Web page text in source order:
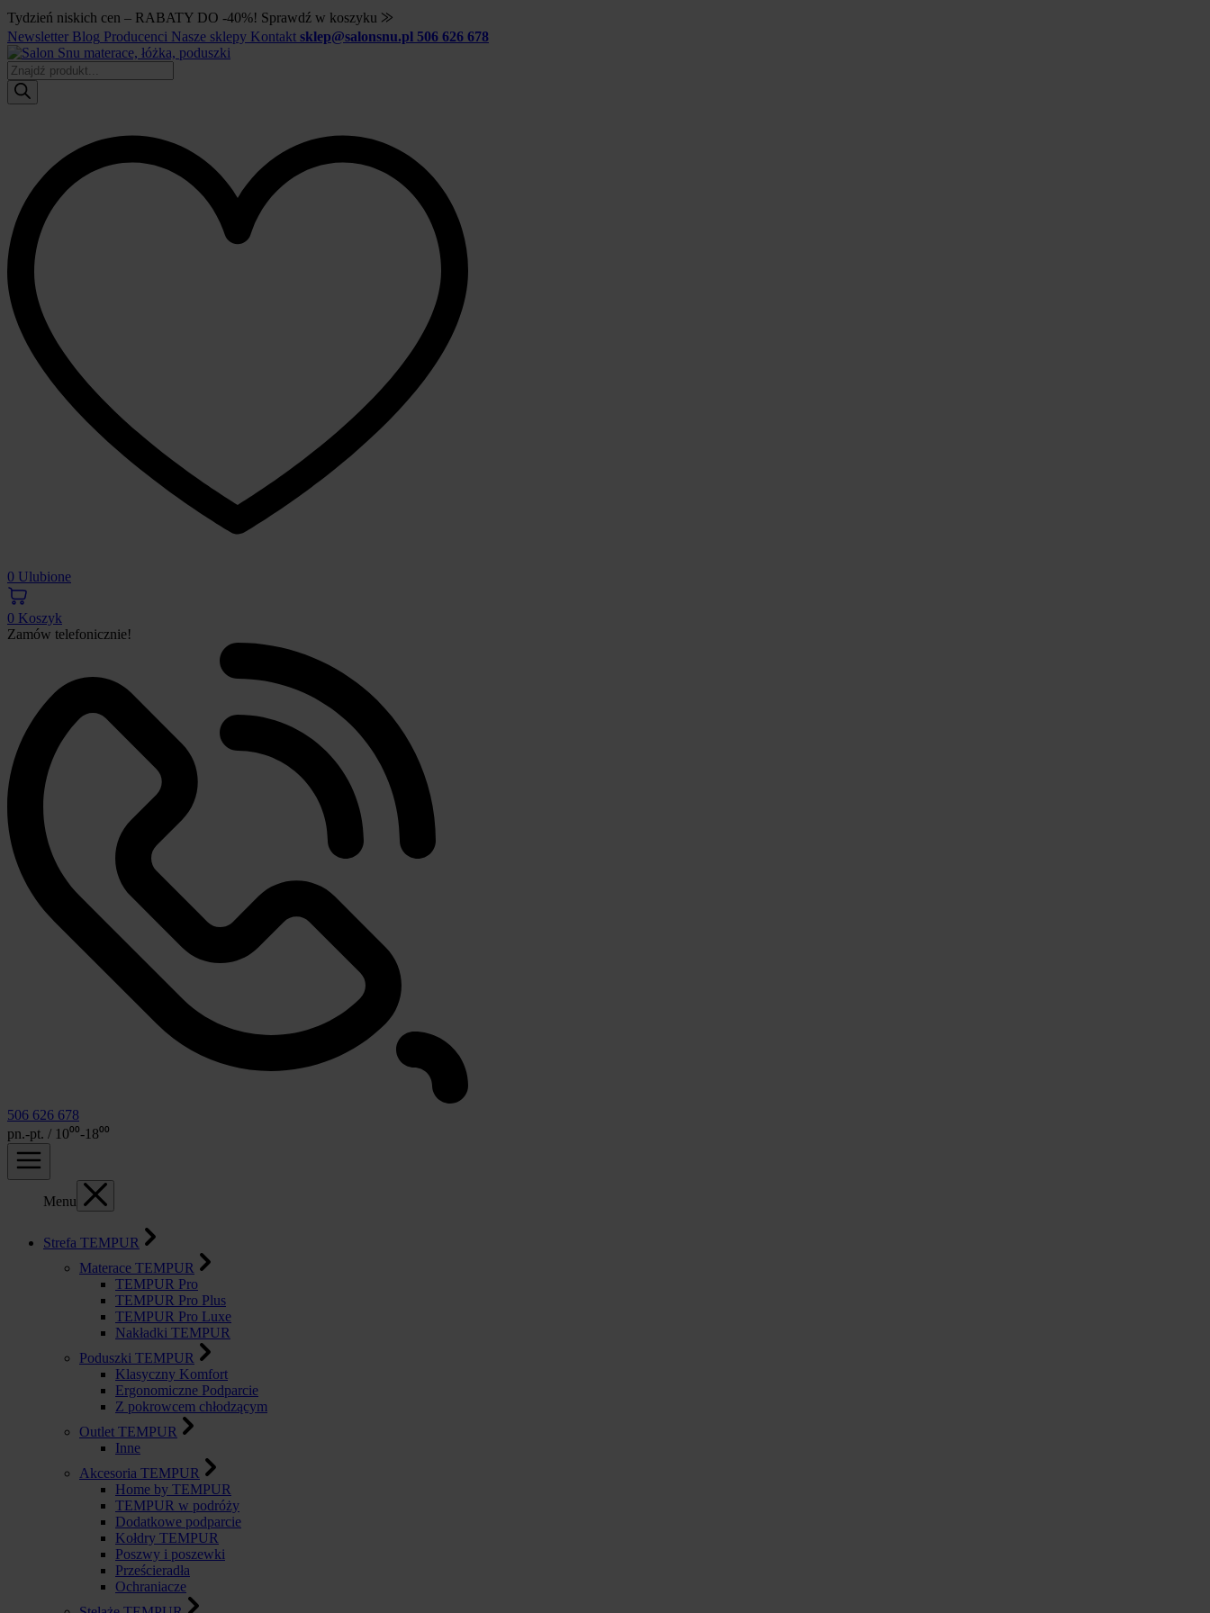
Tydzień niskich cen – RABATY DO -40%! Sprawdź w koszyku ⨠
Newsletter Blog Producenci Nasze sklepy Kontakt sklep@salonsnu.pl 506 626 678
Wyszukiwarka
produktów
0 Ulubione
0 Koszyk
Zamów telefonicznie!
506 626 678
pn.-pt. / 10⁰⁰-18⁰⁰
Menu
Strefa TEMPUR
Materace TEMPUR
TEMPUR Pro
TEMPUR Pro Plus
TEMPUR Pro Luxe
Nakładki TEMPUR
Poduszki TEMPUR
Klasyczny Komfort
Ergonomiczne Podparcie
Z pokrowcem chłodzącym
Outlet TEMPUR
Inne
Akcesoria TEMPUR
Home by TEMPUR
TEMPUR w podróży
Dodatkowe podparcie
Kołdry TEMPUR
Poszwy i poszewki
Prześcieradła
Ochraniacze